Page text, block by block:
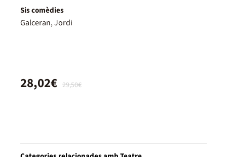
Sis comèdies
Galceran, Jordi
29,50€
28,02€